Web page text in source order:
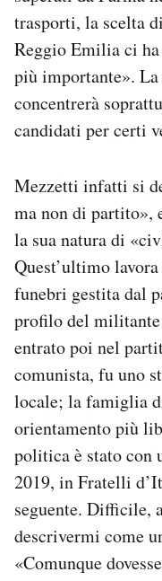
trasporti, la scelta
Reggio Emilia ci
più importante».
concentrerà
candidati per certi
Mezzetti infatti si
ma non di partito»,
la sua natura di
Quest’ultimo
funebri gestita dal
profilo del
entrato poi nel
comunista, fu uno
locale; la famiglia
orientamento più
politica è stato con
2019, in Fratelli
seguente. Difficile,
descrivermi come
«Comunque